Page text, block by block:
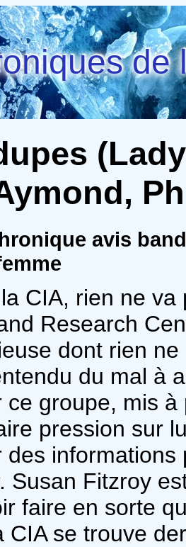
de
avis
CIA, rien ne
Research
dont rien
du mal à
ce groupe, mis
pression sur
des
Susan Fitzroy
faire en sorte
CIA se trouve